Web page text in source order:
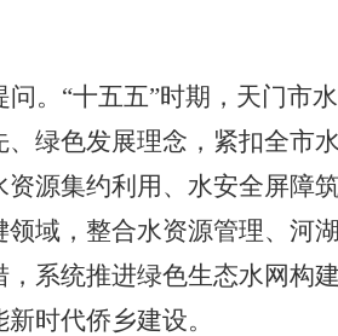
。 “十五五”时期，天门市
、绿色发展理念，紧扣全市
资源集约利用、水安全屏障
领域，整合水资源管理、 河
，系统推进绿色生态水网构
新时代侨乡建设。